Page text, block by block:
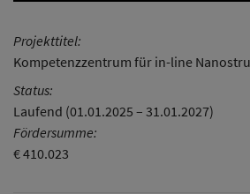
Projekttitel:
Kompetenzzentrum für in-line
Status:
Laufend (01.01.2025 – 31.01.2027)
Fördersumme:
€ 410.023